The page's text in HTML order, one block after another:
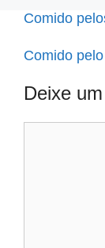
Comido
Comido
Deixe